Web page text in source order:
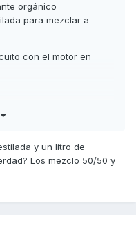
orgánico
para mezclar a
con el motor en
y un litro de
Los mezclo 50/50 y